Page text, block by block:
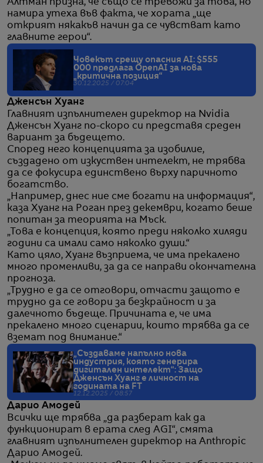
Алтман призна, че също се тревожи за това, но
намира утеха във факта, че хората „ще
открият някакъв начин да се чувстват като
главните герои“.
Човекът срещу опасния AI: $555
000 предлага OpenAI за нова
„критична позиция“
30.12.2025 / 07:04
Дженсън Хуанг
Главният изпълнителен директор на Nvidia
Дженсън Хуанг по-скоро си представя среден
вариант за бъдещето.
Според него концепцията за изобилие,
създадено от изкуствен интелект, не трябва
да се фокусира единствено върху паричното
богатство.
„Например, днес ние сме богати на информация“,
каза Хуанг на Роган през декември, когато беше
попитан за теорията на Мъск.
„Това е концепция, която преди няколко хиляди
години са имали само няколко души.“
Като цяло, Хуанг възприема, че има прекалено
много променливи, за да се направи окончателна
прогноза.
„Трудно е да се отговори, отчасти защото е
трудно да се говори за безкрайност и за
далечното бъдеще. Причината е, че има
прекалено много сценарии, които трябва да се
вземат под внимание.“
„Създаваме напълно нова
индустрия, която генерира
дигитален интелект“: Защо
Дженсън Хуанг е личност на
годината на FТ
12.12.2025 / 08:57
Дарио Амодей
Всички ще трябва „да разберат как да
функционират в ерата след AGI“, смята
главният изпълнителен директор на Anthropic
Дарио Амодей.